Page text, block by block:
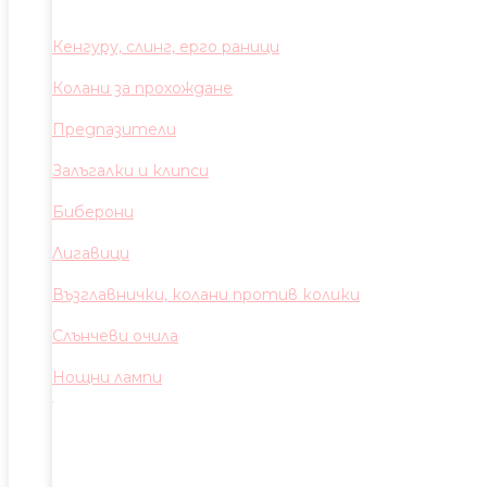
Кенгуру, слинг, ерго раници
Колани за прохождане
Предпазители
Залъгалки и клипси
Биберони
Лигавици
Възглавнички, колани против колики
Слънчеви очила
Нощни лампи